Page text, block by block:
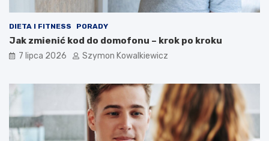
DIETA I FITNESS PORADY
Jak zmienić kod do domofonu – krok po kroku
7 lipca 2026 Szymon Kowalkiewicz